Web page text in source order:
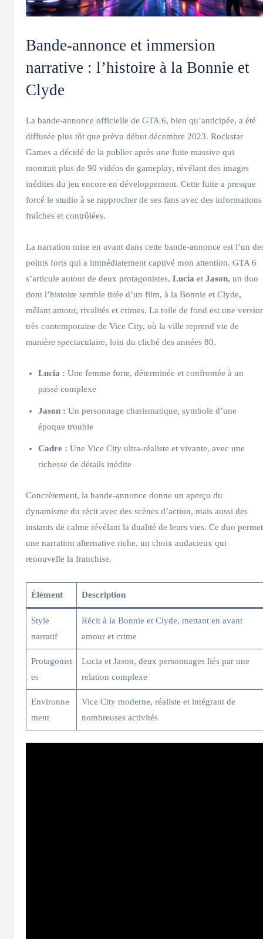
Bande-annonce et immersion
narrative : l’histoire à la Bonnie et
Clyde
La bande-annonce officielle de GTA 6, bien qu’anticipée, a été
diffusée plus tôt que prévu début décembre 2023. Rockstar
Games a décidé de la publier après une fuite massive qui
montrait plus de 90 vidéos de gameplay, révélant des images
inédites du jeu encore en développement. Cette fuite a presque
forcé le studio à se rapprocher de ses fans avec des informations
fraîches et contrôlées.
La narration mise en avant dans cette bande-annonce est l’un
points forts qui a immédiatement captivé mon attention. GTA 6
s’articule autour de deux protagonistes, Lucia et Jason, un duo
dont l’histoire semble tirée d’un film, à la Bonnie et Clyde,
mêlant amour, rivalités et crimes. La toile de fond est une
très contemporaine de Vice City, où la ville reprend vie de
manière spectaculaire, loin du cliché des années 80.
Lucia : Une femme forte, déterminée et confrontée à un
passé complexe
Jason : Un personnage charismatique, symbole d’une
époque trouble
Cadre : Une Vice City ultra-réaliste et vivante, avec une
richesse de détails inédite
Concrètement, la bande-annonce donne un aperçu du
dynamisme du récit avec des scènes d’action, mais aussi des
instants de calme révélant la dualité de leurs vies. Ce duo permet
une narration alternative riche, un choix audacieux qui
renouvelle la franchise.
Élément Description
Style
narratif
Récit à la Bonnie et Clyde, mettant en avant
amour et crime
Protagonist
es
Lucia et Jason, deux personnages liés par une
relation complexe
Environne
ment
Vice City moderne, réaliste et intégrant de
nombreuses activités